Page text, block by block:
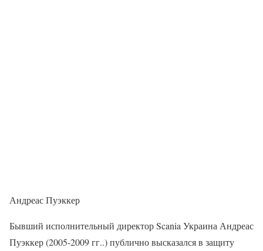
Андреас Пуэккер
Бывший исполнительный директор Scania Украина Андреас
Пуэккер (2005-2009 гг..) публично высказался в защиту